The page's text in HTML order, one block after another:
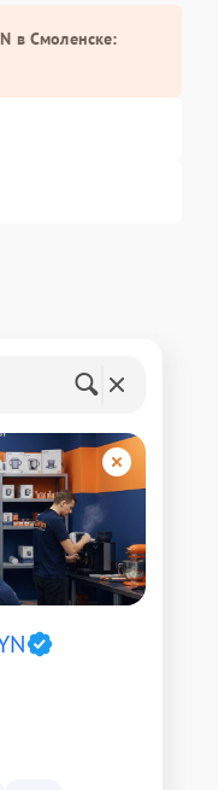
в Смоленске: